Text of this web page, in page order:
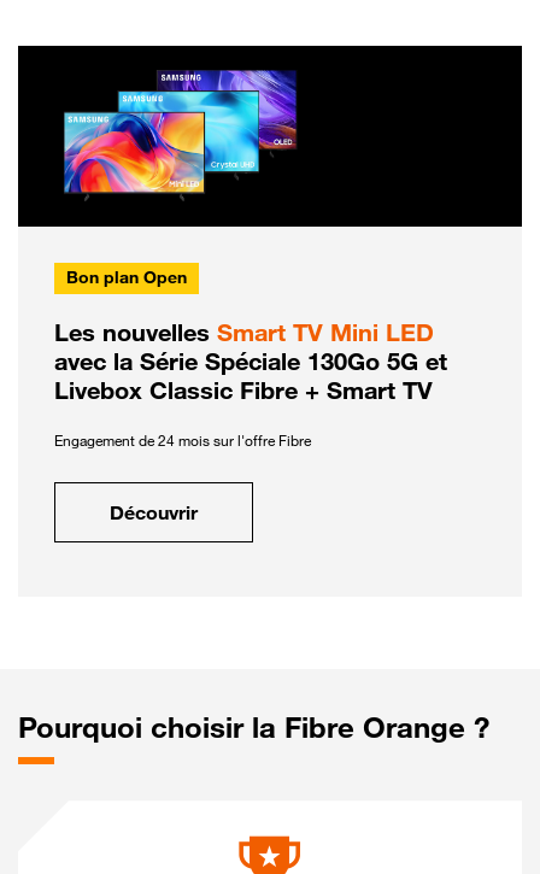
Bon plan Open
Les nouvelles Smart TV Mini LED
avec la Série Spéciale 130Go 5G et
Livebox Classic Fibre + Smart TV
Engagement de 24 mois sur l'offre Fibre
Découvrir
Pourquoi choisir la Fibre Orange ?